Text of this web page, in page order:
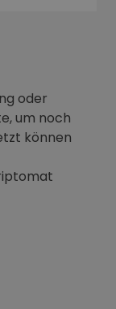
oder
um noch
können